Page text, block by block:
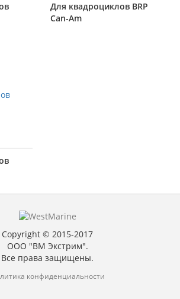
Для квадроциклов BRP
Can-Am
Copyright © 2015-2017
ООО "ВМ Экстрим".
Все права защищены.
конфиденциальности